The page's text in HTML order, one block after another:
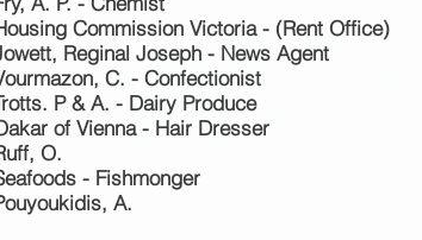
Commission Victoria - (Rent Office)
Reginal Joseph - News Agent
C. - Confectionist
P & A. - Dairy Produce
of Vienna - Hair Dresser
O.
- Fishmonger
A.